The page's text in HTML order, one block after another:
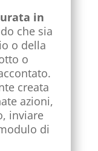
in
che sia
o della
o
creata
azioni,
inviare
di